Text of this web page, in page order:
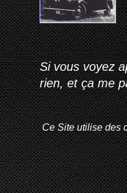
Si vous voyez
rien, et ça me
Ce Site utilise des